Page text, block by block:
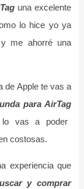
una excelente
lo hice yo ya
me ahorré una
de Apple te vas a
para AirTag
lo vas a poder
costosas.
experiencia que
y comprar